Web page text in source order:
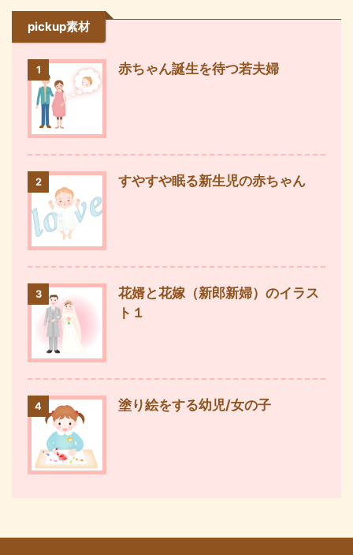
pickup素材
1 赤ちゃん誕生を待つ若夫婦
2 すやすや眠る新生児の赤ちゃん
3
花婿と花嫁（新郎新婦）のイラス
ト１
4 塗り絵をする幼児/女の子